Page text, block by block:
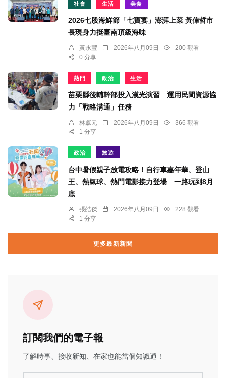
社會 生活 美食
2026七股海鮮節「七寶宴」澎湃上菜 黃偉哲市
長現身力挺臺南頂級海味
黃永豐 2026年八月09日
200 觀看
0 分享
熱門 政治 生活
苗栗縣後輔幹部投入漢光演習 運用民間資源協
力「戰略溝通」任務
林獻元 2026年八月09日
366 觀看
1 分享
政治 旅遊
台中暑假親子放電攻略！自行車嘉年華、登山
王、熱氣球、熱門電影接力登場 一路玩到8月
底
張皓傑 2026年八月09日
228 觀看
1 分享
更多最新新聞
訂閱我們的電子報
了解時事、接收新知、在家也能當個知識通！